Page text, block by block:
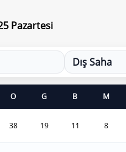
Pazartesi
Dış Saha
O G B M
38 19 11 8